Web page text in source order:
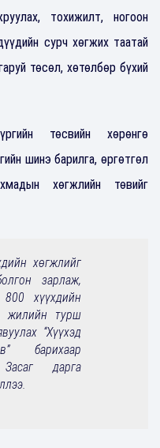
тохижилт, ногоон
сурч хөгжих таатай
төсөл, хөтөлбөр бүхий
төсвийн хөрөнгө
шинэ барилга, өргөтгөл
хөгжлийн төвийг
хөгжлийг
зарлаж,
хүүхдийн
жилийн турш
“Хүүхэд
барихаар
Засаг дарга